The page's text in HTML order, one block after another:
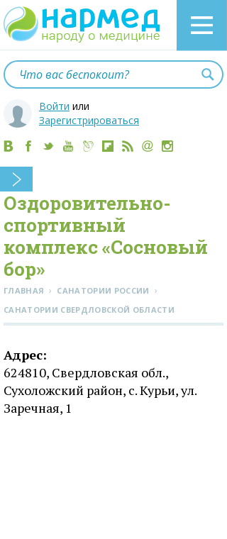
Войти или
Зарегистрироваться
Оздоровительно-
спортивный
комплекс «Сосновый
бор»
ГЛАВНАЯ › САНАТОРИИ РОССИИ ›
CАНАТОРИИ СВЕРДЛОВСКОЙ ОБЛАСТИ
Адрес:
624810, Свердловская обл.,
Сухоложский район, с. Курьи, ул.
Заречная, 1